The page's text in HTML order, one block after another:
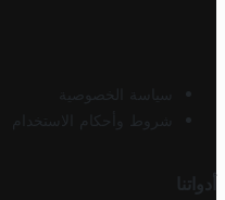
سياسة الخصوصية
شروط وأحكام الاستخدام
أدواتنا